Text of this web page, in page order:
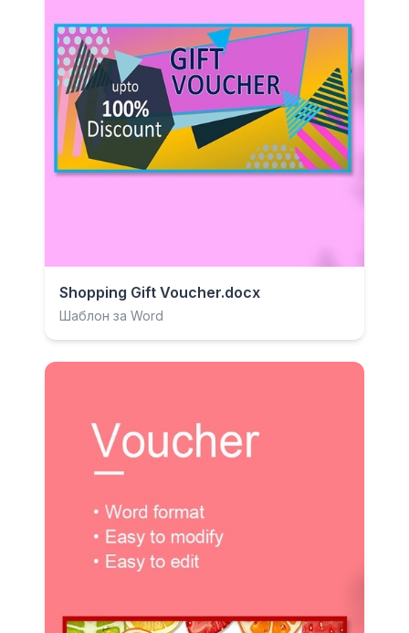
Shopping Gift Voucher.docx
Шаблон за Word